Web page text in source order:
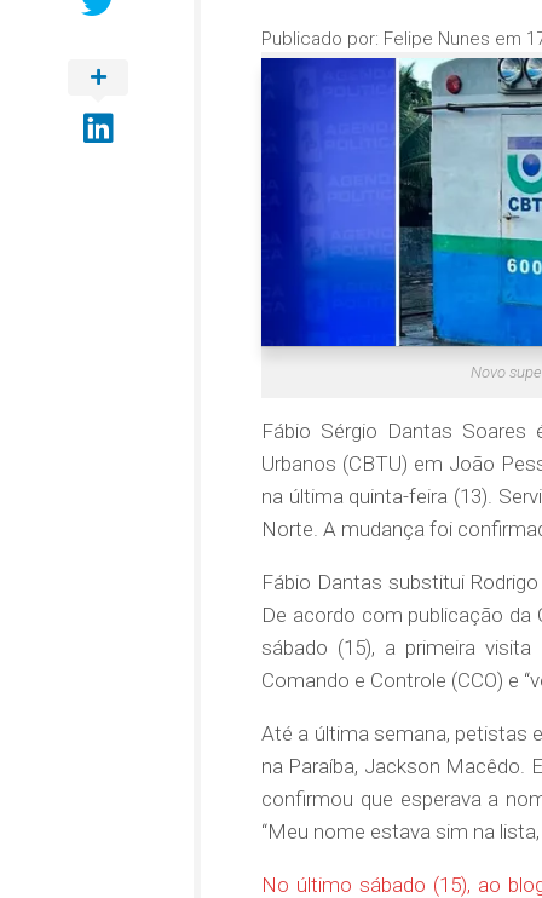
Publicado por: Felipe Nunes em
Novo
Fábio Sérgio Dantas Soares
Urbanos (CBTU) em João
na última quinta-feira (13).
Norte. A mudança foi
Fábio Dantas substitui
De acordo com publicação
sábado (15), a primeira
Comando e Controle (CCO) e
Até a última semana, petistas
na Paraíba, Jackson Macêdo.
confirmou que esperava a
“Meu nome estava sim na
No último sábado (15), ao